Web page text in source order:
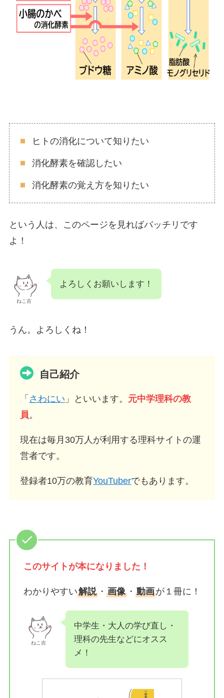
ヒトの消化について知りたい
消化酵素を確認したい
消化酵素の覚え方を知りたい
という人は、このページを見ればバッチリです
よ！
ねこ吉
よろしくお願いします！
うん。よろしくね！
自己紹介
「 さわにい 」といいます。 元中学理科の教
員 。
現在は毎月30万人が利用する理科サイトの運
営者です。
登録者10万の教育YouTuberでもあります。
このサイトが本になりました！
わかりやすい解説・ 画像・ 動画が１冊に！
ねこ吉
中学生・大人の学び直し・
理科の先生などにオスス
メ！